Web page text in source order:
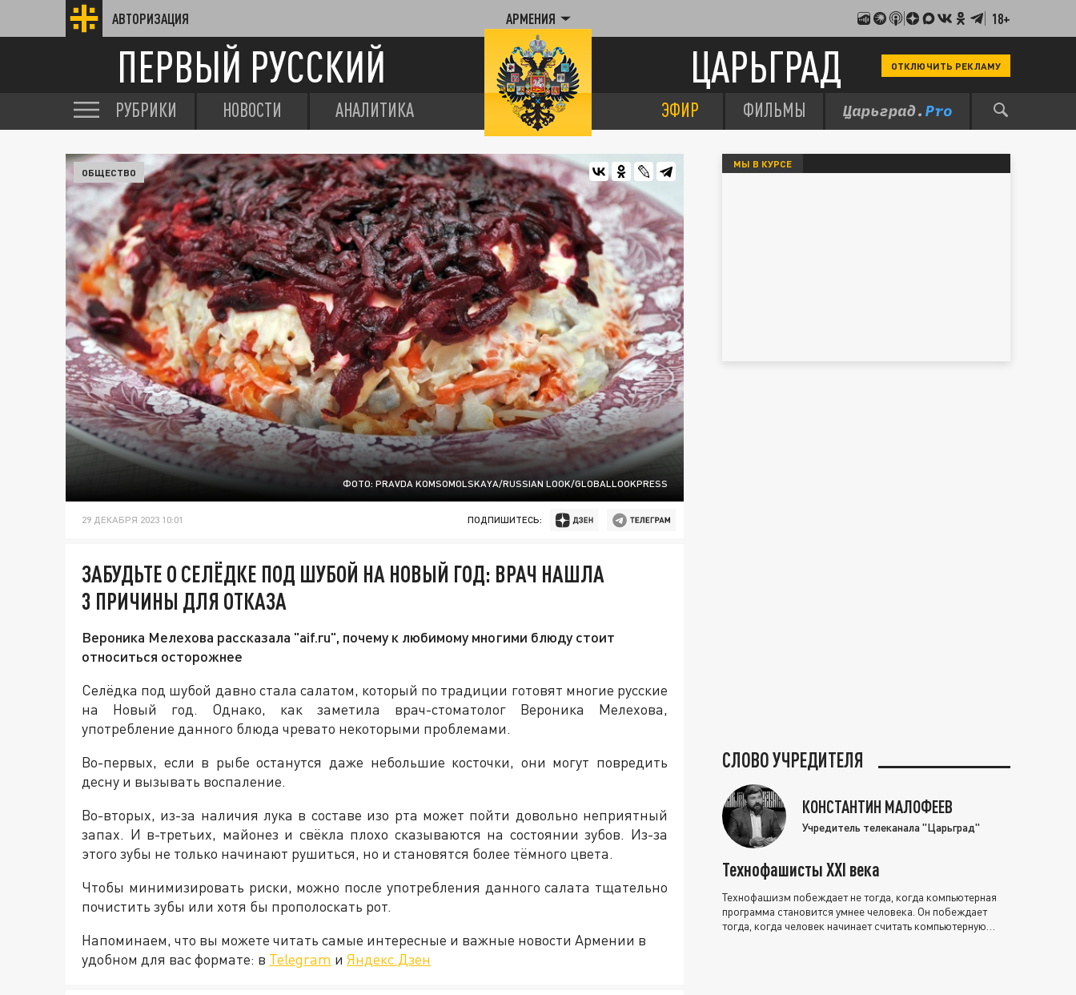
АВТОРИЗАЦИЯ АРМЕНИЯ 18+
ПЕРВЫЙ РУССКИЙ ЦАРЬГРАД ОТКЛЮЧИТЬ РЕКЛАМУ
РУБРИКИ НОВОСТИ АНАЛИТИКА ЭФИР ФИЛЬМЫ
ФОТО: PRAVDA KOMSOMOLSKAYA/RUSSIAN LOOK/GLOBALLOOKPRESS
ОБЩЕСТВО
29 ДЕКАБРЯ 2023 10:01 ПОДПИШИТЕСЬ:
ЗАБУДЬТЕ О СЕЛЁДКЕ ПОД ШУБОЙ НА НОВЫЙ ГОД: ВРАЧ НАШЛА
3 ПРИЧИНЫ ДЛЯ ОТКАЗА
Вероника Мелехова рассказала "aif.ru", почему к любимому многими блюду стоит
относиться осторожнее
Селёдка под шубой давно стала салатом, который по традиции готовят многие русские
на Новый год. Однако, как заметила врач-стоматолог Вероника Мелехова,
употребление данного блюда чревато некоторыми проблемами.
Во-первых, если в рыбе останутся даже небольшие косточки, они могут повредить
десну и вызывать воспаление.
Во-вторых, из-за наличия лука в составе изо рта может пойти довольно неприятный
запах. И в-третьих, майонез и свёкла плохо сказываются на состоянии зубов. Из-за
этого зубы не только начинают рушиться, но и становятся более тёмного цвета.
Чтобы минимизировать риски, можно после употребления данного салата тщательно
почистить зубы или хотя бы прополоскать рот.
Напоминаем, что вы можете читать самые интересные и важные новости Армении в
удобном для вас формате: в Telegram и Яндекс.Дзен
МЫ В КУРСЕ
СЛОВО УЧРЕДИТЕЛЯ
КОНСТАНТИН МАЛОФЕЕВ
Учредитель телеканала "Царьград"
Технофашисты XXI века
Технофашизм побеждает не тогда, когда компьютерная
программа становится умнее человека. Он побеждает
тогда, когда человек начинает считать компьютерную